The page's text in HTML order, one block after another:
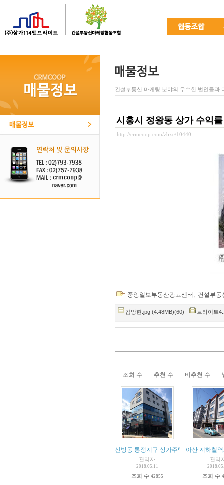
건설부동산 마케팅 분야의 우수한 법인들과
시흥시 정왕동 상가 수익
http://crmcoop.com/zbxe/10440
중앙일보부동산광고센터 , 건설부동
김방현.jpg (4.48MB)(60) 브라이트
조회 수 추천 수 비추천 수
신방동 통정지구 상가주택 수익율8%
관리자
2018.05.11
조회 수 42855
아산 지하철
관리
조회 수